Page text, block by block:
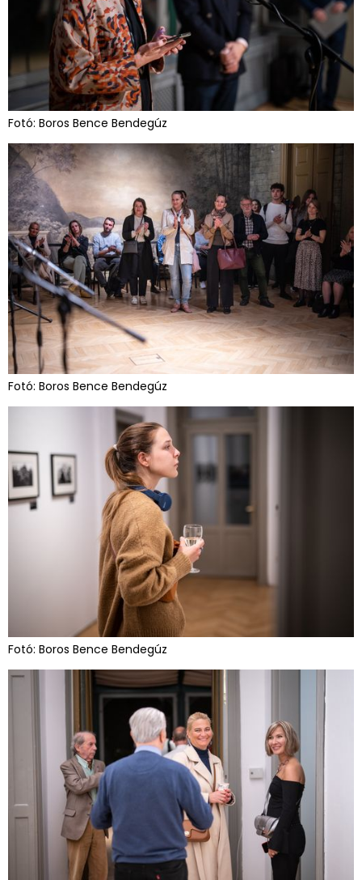
Fotó: Boros Bence Bendegúz
Fotó: Boros Bence Bendegúz
Fotó: Boros Bence Bendegúz